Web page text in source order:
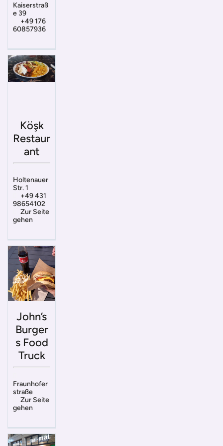
Kaiserstraß
e 39
+49 176
60857936
Köşk
Restaur
ant
Holtenauer
Str. 1
+49 431
98654102
Zur Seite
gehen
John’s
Burger
s Food
Truck
Fraunhofer
straße
Zur Seite
gehen